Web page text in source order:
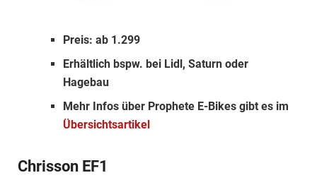
Preis: ab 1.299
Erhältlich bspw. bei Lidl, Saturn oder
Hagebau
Mehr Infos über Prophete E-Bikes gibt es im
Übersichtsartikel
Chrisson EF1